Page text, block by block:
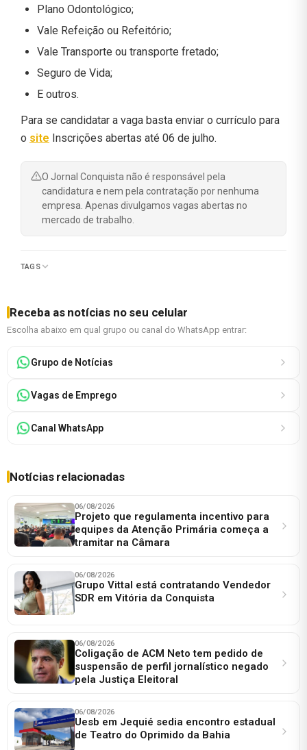
Plano Odontológico;
Vale Refeição ou Refeitório;
Vale Transporte ou transporte fretado;
Seguro de Vida;
E outros.
Para se candidatar a vaga basta enviar o currículo para
o site Inscrições abertas até 06 de julho.
O Jornal Conquista não é responsável pela
candidatura e nem pela contratação por nenhuma
empresa. Apenas divulgamos vagas abertas no
mercado de trabalho.
TAGS
Receba as notícias no seu celular
Escolha abaixo em qual grupo ou canal do WhatsApp entrar:
Grupo de Notícias
Vagas de Emprego
Canal WhatsApp
Notícias relacionadas
06/08/2026
Projeto que regulamenta incentivo para
equipes da Atenção Primária começa a
tramitar na Câmara
06/08/2026
Grupo Vittal está contratando Vendedor
SDR em Vitória da Conquista
06/08/2026
Coligação de ACM Neto tem pedido de
suspensão de perfil jornalístico negado
pela Justiça Eleitoral
06/08/2026
Uesb em Jequié sedia encontro estadual
de Teatro do Oprimido da Bahia